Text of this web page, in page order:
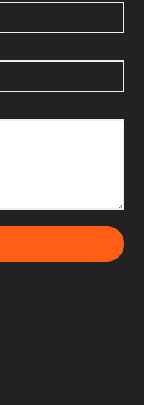
शिबिराचे आयोजन